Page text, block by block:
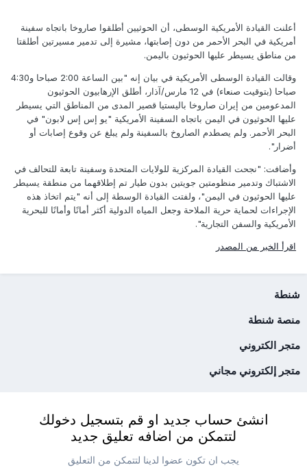
أعلنت القيادة الأمريكية الوسطى، أن الحوثيين أطلقوا صاروخا باتجاه سفينة
أمريكية في البحر الأحمر من دون إصابتها، مشيرة إلى تدمير مسيرتين أطلقتا
من مناطق يسيطر عليها الحوثيون باليمن.
وقالت القيادة الوسطى الأمريكية في بيان إنه "بين الساعة 2:00 صباحا و4:30
صباحا (بتوقيت صنعاء) في 12 مارس/آذار، أطلق الإرهابيون الحوثيون
المدعومين من إيران صاروخا باليستيا قصير المدى من المناطق التي يسيطر
عليها الحوثيون في اليمن باتجاه السفينة الأمريكية "يو إس إس لابون" في
البحر الأحمر. ولم يصطدم الصاروخ بالسفينة ولم يبلغ عن وقوع إصابات أو
أضرار".
وأضافت: "نجحت القيادة المركزية للولايات المتحدة وسفينة تابعة للتحالف في
الاشتباك وتدمير منظومتين جويتين بدون طيار تم إطلاقهما من منطقة يسيطر
عليها الحوثيون في اليمن"، ولفتت القيادة الوسطة إلى أنه "يتم اتخاذ هذه
الإجراءات لحماية حرية الملاحة وجعل المياه الدولية أكثر أمانًا وأمانًا للبحرية
الأمريكية والسفن التجارية".
اقرأ الخبر من المصدر
شنطة
منصة شنطة
متجر الكتروني
متجر إلكتروني مجاني
انشئ حساب جديد او قم بتسجيل دخولك
لتتمكن من اضافه تعليق جديد
يجب ان تكون عضوا لدينا لتتمكن من التعليق